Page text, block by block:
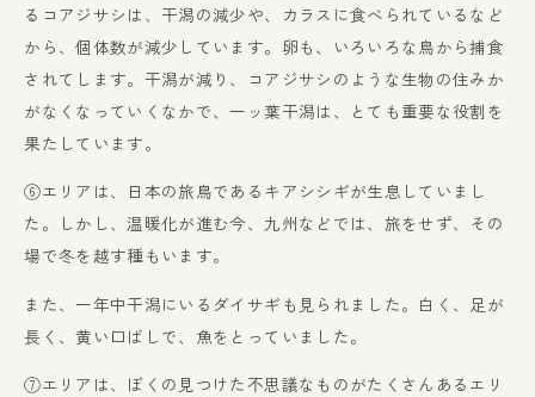
るコアジサシは、干潟の減少や、カラスに食べられているなど
から、個体数が減少しています。卵も、いろいろな鳥から捕食
されてします。干潟が減り、コアジサシのような生物の住みか
がなくなっていくなかで、一ッ葉干潟は、とても重要な役割を
果たしています。
⑥エリアは、日本の旅鳥であるキアシシギが生息していまし
た。しかし、温暖化が進む今、九州などでは、旅をせず、その
場で冬を越す種もいます。
また、一年中干潟にいるダイサギも見られました。白く、足が
長く、黄い口ばしで、魚をとっていました。
⑦エリアは、ぼくの見つけた不思議なものがたくさんあるエリ